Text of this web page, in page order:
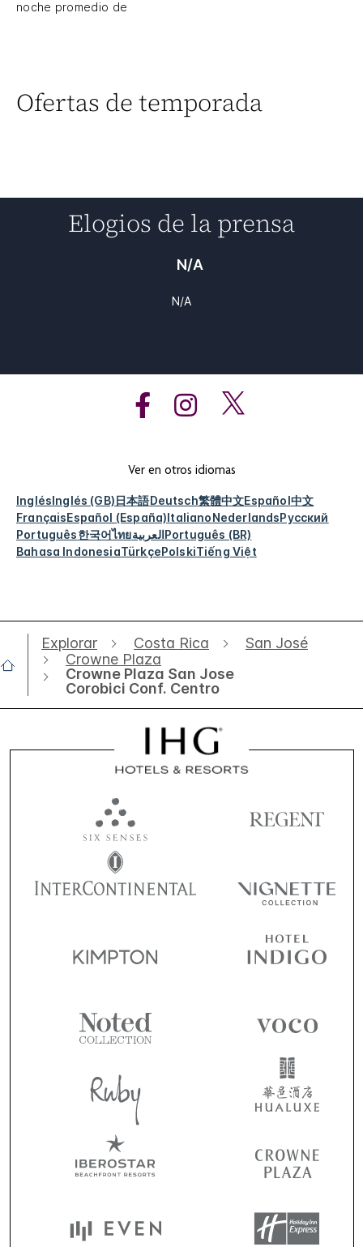
noche promedio de
Ofertas de temporada
Elogios de la prensa
N/A
N/A
Ver en otros idiomas
InglésInglés (GB)日本語Deutsch繁體中文Español中文
FrançaisEspañol (España)ItalianoNederlandsРусский
Português한국어ไทยالعربيةPortuguês (BR)
Bahasa IndonesiaTürkçePolskiTiếng Việt
Explorar Costa Rica
San José
Crowne Plaza
Crowne Plaza San Jose
Corobici Conf. Centro